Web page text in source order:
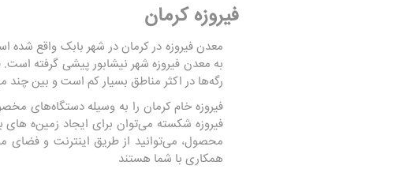
فیروزه کرمان
معدن فیروزه در کرمان در شهر بابک واقع
به معدن فیروزه شهر نیشابور پیشی گرفته
رگه‌ها در اکثر مناطق بسیار کم است و بین
فیروزه خام کرمان را به وسیله دستگاه‌های
فیروزه شکسته می‌توان برای ایجاد زمین‌ه های
محصول، می‌توانید از طریق اینترنت و فضای
همکاری با شما هستند